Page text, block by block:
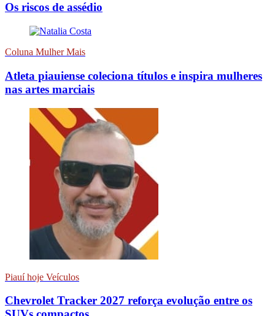
Os riscos de assédio
Coluna Mulher Mais
Atleta piauiense coleciona títulos e inspira mulheres
nas artes marciais
Piauí hoje Veículos
Chevrolet Tracker 2027 reforça evolução entre os